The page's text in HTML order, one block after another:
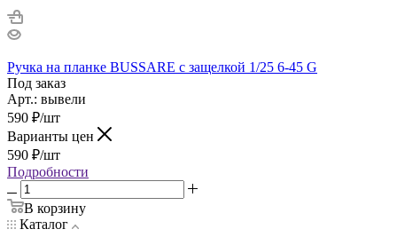
Ручка на планке BUSSARE с защелкой 1/25 6-45 G
Под заказ
Арт.: вывели
590 ₽/шт
Варианты цен
590 ₽/шт
Подробности
В корзину
Каталог